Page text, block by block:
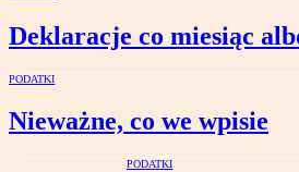
Deklaracje co miesiąc
PODATKI
Nieważne, co we wpisie
PODATKI